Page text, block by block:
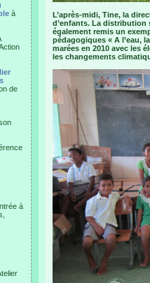
à
de
à
L’après-midi, Tine, la
d’enfants. La distribution
également remis un
pédagogiques « A l’eau,
marées en 2010 avec les
les changements